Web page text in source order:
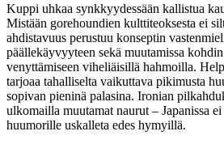
Kuppi uhkaa synkkyydessään kallistua
Mistään gorehoundien kulttiteoksesta ei
ahdistavuus perustuu konseptin
päällekäyvyyteen sekä muutamissa
venyttämiseen viheliäisillä hahmoilla.
tarjoaa tahalliselta vaikuttava pikimusta
sopivan pieninä palasina. Ironian
ulkomailla muutamat naurut – Japanissa
huumorille uskalleta edes hymyillä.